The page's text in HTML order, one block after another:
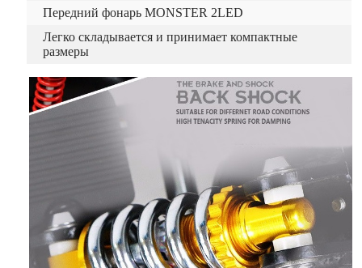
Передний фонарь MONSTER 2LED
Легко складывается и принимает компактные
размеры